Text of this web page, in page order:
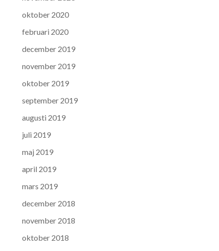
oktober 2020
februari 2020
december 2019
november 2019
oktober 2019
september 2019
augusti 2019
juli 2019
maj 2019
april 2019
mars 2019
december 2018
november 2018
oktober 2018